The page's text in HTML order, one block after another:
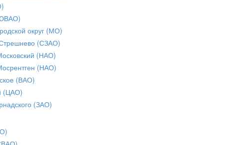
округ (МО)
(СЗАО)
(НАО)
(НАО)
(ВАО)
(ЦАО)
(ЗАО)